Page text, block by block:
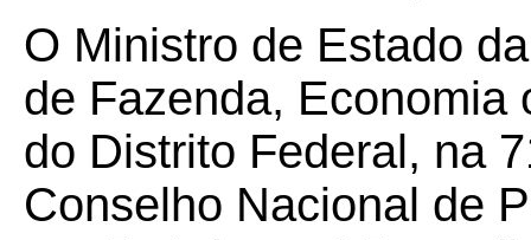
O Ministro de Estado
de Fazenda, Economia
do Distrito Federal, na
Conselho Nacional de